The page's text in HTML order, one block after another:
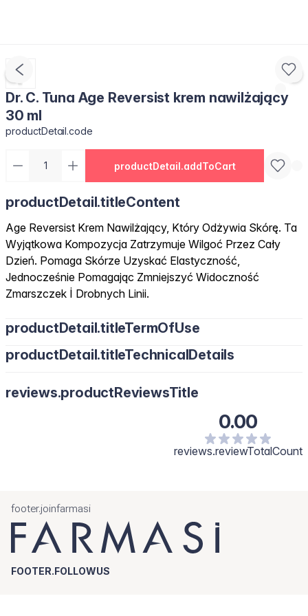
Dr. C. Tuna Age Reversist krem nawilżający
30 ml
productDetail.code
productDetail.addToCart
productDetail.titleContent
Age Reversist Krem Nawilżający, Który Odżywia Skórę. Ta
Wyjątkowa Kompozycja Zatrzymuje Wilgoć Przez Cały
Dzień. Pomaga Skórze Uzyskać Elastyczność,
Jednocześnie Pomagając Zmniejszyć Widoczność
Zmarszczek İ Drobnych Linii.
productDetail.titleTermOfUse
productDetail.titleTechnicalDetails
reviews.productReviewsTitle
0.00
reviews.reviewTotalCount
footer.joinfarmasi
FOOTER.FOLLOWUS